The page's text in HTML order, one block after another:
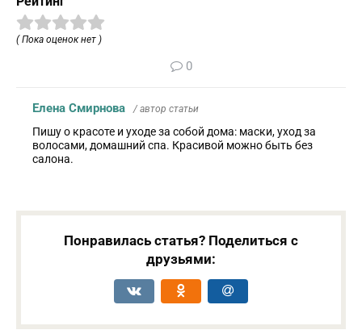
( Пока оценок нет )
0
Елена Смирнова / автор статьи
Пишу о красоте и уходе за собой дома: маски, уход за
волосами, домашний спа. Красивой можно быть без
салона.
Понравилась статья? Поделиться с
друзьями: